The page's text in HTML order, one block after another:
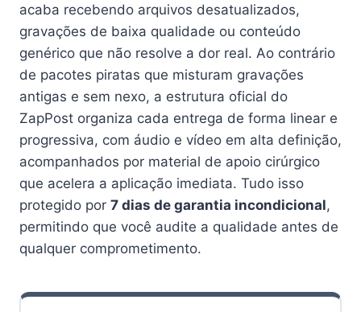
acaba recebendo arquivos desatualizados,
gravações de baixa qualidade ou conteúdo
genérico que não resolve a dor real. Ao contrário
de pacotes piratas que misturam gravações
antigas e sem nexo, a estrutura oficial do
ZapPost organiza cada entrega de forma linear e
progressiva, com áudio e vídeo em alta definição,
acompanhados por material de apoio cirúrgico
que acelera a aplicação imediata. Tudo isso
protegido por 7 dias de garantia incondicional,
permitindo que você audite a qualidade antes de
qualquer comprometimento.